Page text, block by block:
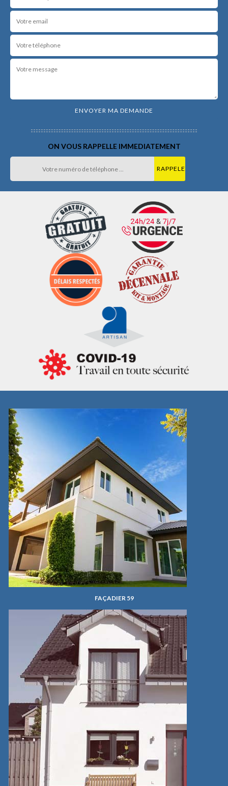
ON VOUS RAPPELLE IMMEDIATEMENT
FAÇADIER 59